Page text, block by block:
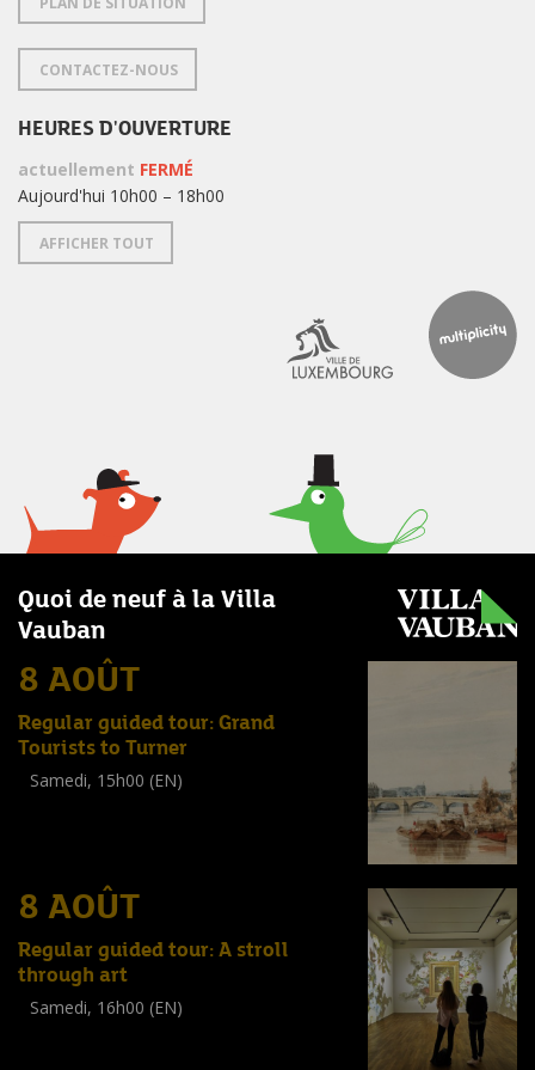
CONTACTEZ-NOUS
HEURES D'OUVERTURE
actuellement FERMÉ
Aujourd'hui 10h00 – 18h00
AFFICHER TOUT
Quoi de neuf à la Villa
Vauban
8 AOÛT
Regular guided tour: Grand
Tourists to Turner
Samedi, 15h00 (EN)
8 AOÛT
Regular guided tour: A stroll
through art
Samedi, 16h00 (EN)